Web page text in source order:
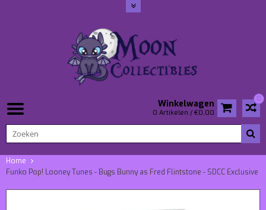
0
Winkelwagen
0 Artikelen / €0,00
Home
Funko Pop! Looney Tunes - Bugs Bunny as Fred Flintstone - SDCC Exclusive